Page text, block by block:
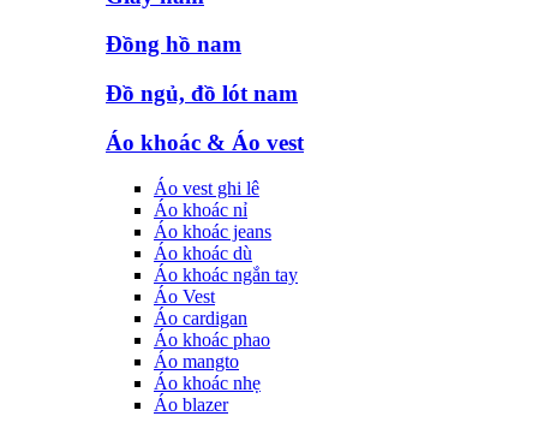
Đồng hồ nam
Đồ ngủ, đồ lót nam
Áo khoác & Áo vest
Áo vest ghi lê
Áo khoác nỉ
Áo khoác jeans
Áo khoác dù
Áo khoác ngắn tay
Áo Vest
Áo cardigan
Áo khoác phao
Áo mangto
Áo khoác nhẹ
Áo blazer